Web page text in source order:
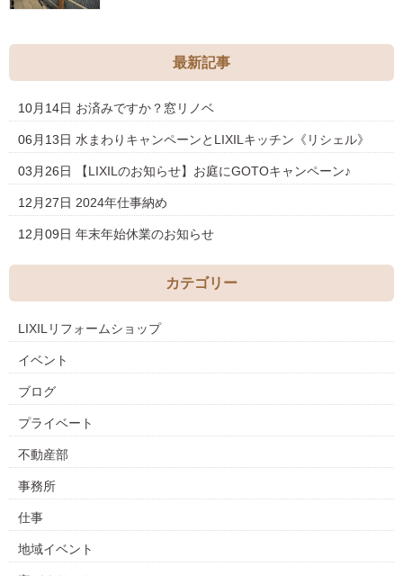
最新記事
10月14日 お済みですか？窓リノベ
06月13日 水まわりキャンペーンとLIXILキッチン《リシェル》
03月26日 【LIXILのお知らせ】お庭にGOTOキャンペーン♪
12月27日 2024年仕事納め
12月09日 年末年始休業のお知らせ
カテゴリー
LIXILリフォームショップ
イベント
ブログ
プライベート
不動産部
事務所
仕事
地域イベント